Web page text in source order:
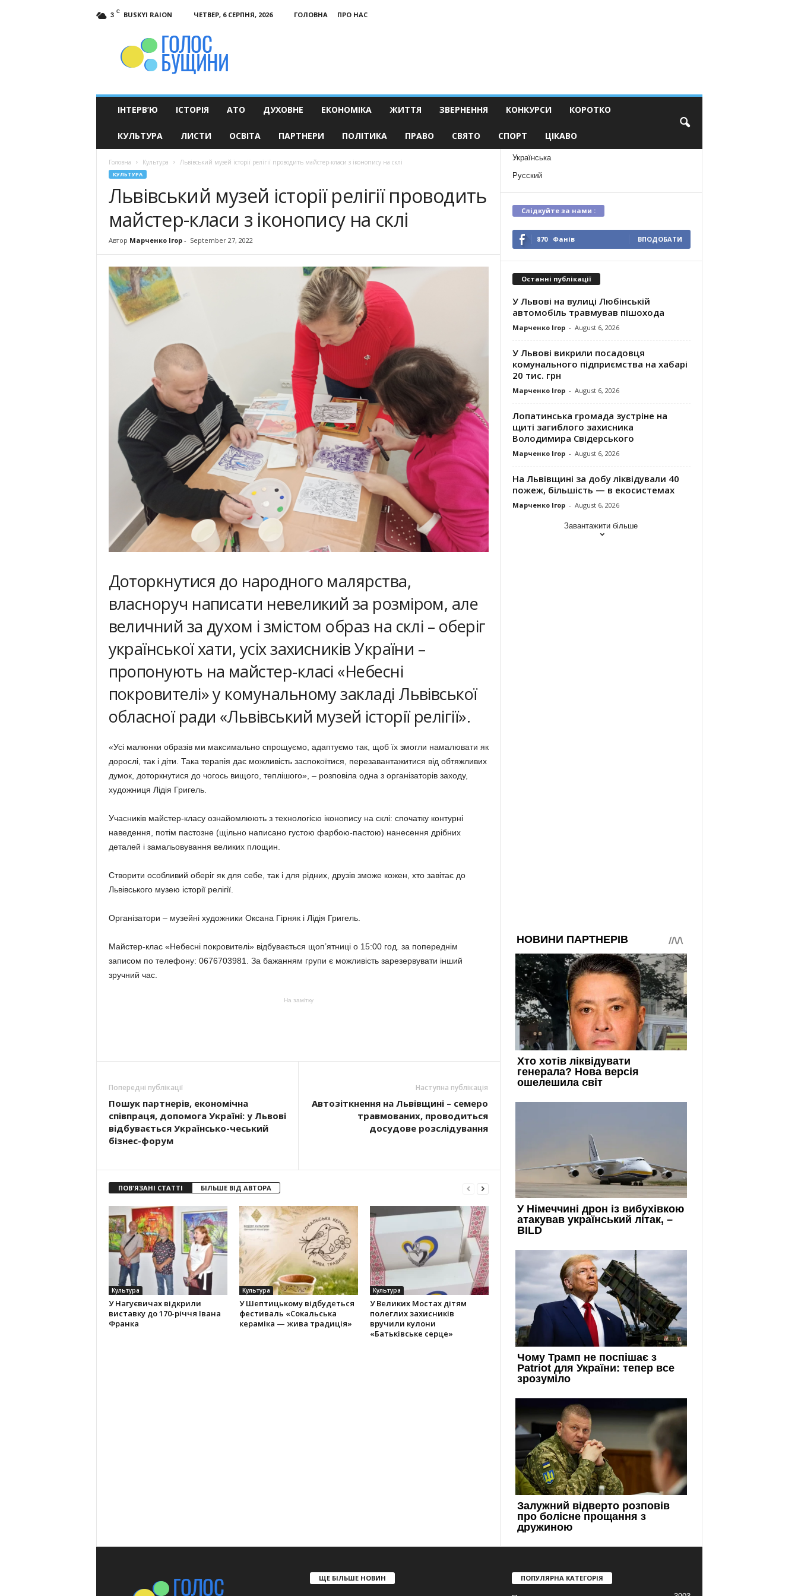
3 C BUSKYI RAION ЧЕТВЕР, 6 СЕРПНЯ, 2026 ГОЛОВНА
ПРО НАС
ІНТЕРВ’Ю ІСТОРІЯ АТО ДУХОВНЕ ЕКОНОМІКА ЖИТТЯ ЗВЕРНЕННЯ КОНКУРСИ КОРОТКО
КУЛЬТУРА ЛИСТИ ОСВІТА ПАРТНЕРИ ПОЛІТИКА ПРАВО СВЯТО СПОРТ ЦІКАВО
Головна Культура Львівський музей історії релігії проводить майстер-класи з іконопису на склі
КУЛЬТУРА
Львівський музей історії релігії проводить
майстер-класи з іконопису на склі
Автор Марченко Ігор- September 27, 2022
Доторкнутися до народного малярства,
власноруч написати невеликий за розміром, але
величний за духом і змістом образ на склі – оберіг
української хати, усіх захисників України –
пропонують на майстер-класі «Небесні
покровителі» у комунальному закладі Львівської
обласної ради «Львівський музей історії релігії».
«Усі малюнки образів ми максимально спрощуємо, адаптуємо так, щоб їх змогли намалювати як
дорослі, так і діти. Така терапія дає можливість заспокоїтися, перезавантажитися від обтяжливих
думок, доторкнутися до чогось вищого, теплішого», – розповіла одна з організаторів заходу,
художниця Лідія Григель.
Учасників майстер-класу ознайомлюють з технологією іконопису на склі: спочатку контурні
наведення, потім пастозне (щільно написано густою фарбою-пастою) нанесення дрібних
деталей і замальовування великих площин.
Створити особливий оберіг як для себе, так і для рідних, друзів зможе кожен, хто завітає до
Львівського музею історії релігії.
Організатори – музейні художники Оксана Гірняк і Лідія Григель.
Майстер-клас «Небесні покровителі» відбувається щоп’ятниці о 15:00 год. за попереднім
записом по телефону: 0676703981. За бажанням групи є можливість зарезервувати інший
зручний час.
На замітку
Попередні публікації
Пошук партнерів, економічна
співпраця, допомога Україні: у Львові
відбувається Українсько-чеський
бізнес-форум
Наступна публікація
Автозіткнення на Львівщині – семеро
травмованих, проводиться
досудове розслідування
ПОВ'ЯЗАНІ СТАТТІ БІЛЬШЕ ВІД АВТОРА
Культура
У Нагуєвичах відкрили
виставку до 170-річчя Івана
Франка
Культура
У Шептицькому відбудеться
фестиваль «Сокальська
кераміка — жива традиція»
Культура
У Великих Мостах дітям
полеглих захисників
вручили кулони
«Батьківське серце»
Українська
Русский
Слідкуйте за нами :
870 Фанів ВПОДОБАТИ
Останні публікації
У Львові на вулиці Любінській
автомобіль травмував пішохода
Марченко Ігор - August 6, 2026
У Львові викрили посадовця
комунального підприємства на хабарі
20 тис. грн
Марченко Ігор - August 6, 2026
Лопатинська громада зустріне на
щиті загиблого захисника
Володимира Свідерського
Марченко Ігор - August 6, 2026
На Львівщині за добу ліквідували 40
пожеж, більшість — в екосистемах
Марченко Ігор - August 6, 2026
Завантажити більше
ЩЕ БІЛЬШЕ НОВИН ПОПУЛЯРНА КАТЕГОРІЯ